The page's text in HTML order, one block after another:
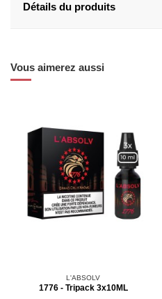
Détails du produits
Vous aimerez aussi
L'ABSOLV
1776 - Tripack 3x10ML